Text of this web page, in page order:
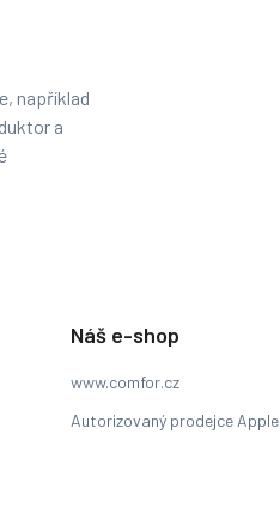
například
a
Náš e-shop
www.comfor.cz
Autorizovaný prodejce Apple